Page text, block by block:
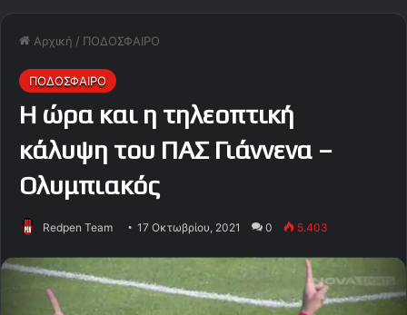
Αρχική / ΠΟΔΟΣΦΑΙΡΟ
ΠΟΔΟΣΦΑΙΡΟ
Η ώρα και η τηλεοπτική
κάλυψη του ΠΑΣ Γιάννενα –
Ολυμπιακός
Redpen Team 17 Οκτωβρίου, 2021 0 5.403